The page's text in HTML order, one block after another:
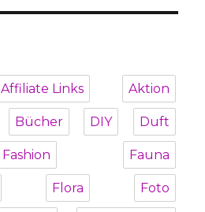
Affiliate Links Aktion
Bücher DIY Duft
Fashion Fauna
Flora Foto